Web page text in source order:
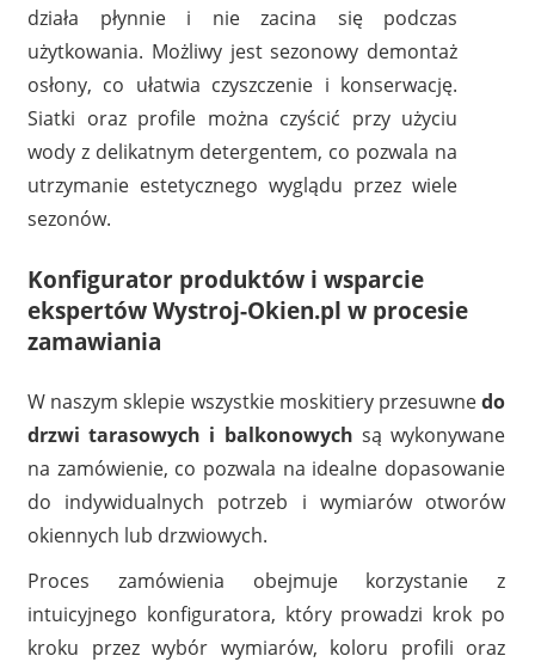
działa płynnie i nie zacina się podczas
użytkowania. Możliwy jest sezonowy demontaż
osłony, co ułatwia czyszczenie i konserwację.
Siatki oraz profile można czyścić przy użyciu
wody z delikatnym detergentem, co pozwala na
utrzymanie estetycznego wyglądu przez wiele
sezonów.
Konfigurator produktów i wsparcie
ekspertów Wystroj-Okien.pl w procesie
zamawiania
W naszym sklepie wszystkie moskitiery przesuwnedo
drzwi tarasowych i balkonowych są wykonywane
na zamówienie, co pozwala na idealne dopasowanie
do indywidualnych potrzeb i wymiarów otworów
okiennych lub drzwiowych.
Proces zamówienia obejmuje korzystanie z
intuicyjnego konfiguratora, który prowadzi krok po
kroku przez wybór wymiarów, koloru profili oraz